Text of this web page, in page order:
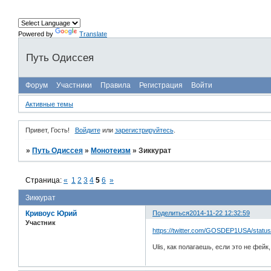
Powered by Translate
Путь Одиссея
Форум Участники Правила Регистрация Войти
Активные темы
Привет, Гость! Войдитеили зарегистрируйтесь.
» Путь Одиссея » Монотеизм »Зиккурат
Зиккурат
Страница:« 1 2 3 4 5 6 »
Поделиться2014-11-22 12:32:59
Кривоус Юрий
Участник
https://twitter.com/GOSDEP1USA/
Ulis, как полагаешь, если это не фейк,